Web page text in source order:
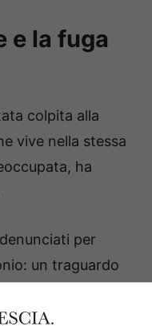
e la fuga
colpita alla
vive nella stessa
ha
per
un traguardo
convinti che